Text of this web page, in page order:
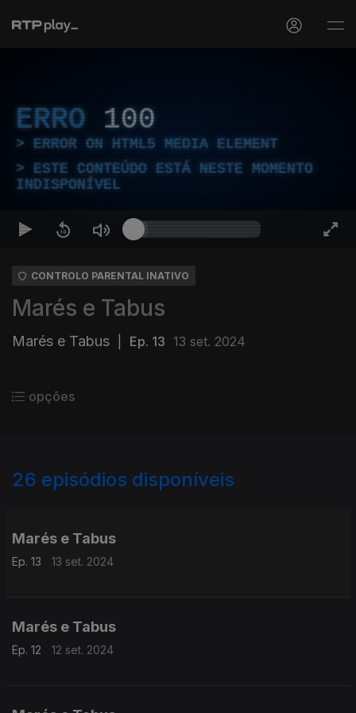
ERRO 100
ERROR ON HTML5 MEDIA ELEMENT
ESTE CONTEÚDO ESTÁ NESTE MOMENTO
INDISPONÍVEL
CONTROLO PARENTAL INATIVO
Marés e Tabus
Marés e Tabus Ep. 13 13 set. 2024
opções
26 episódios disponíveis
Marés e Tabus
Ep. 13 13 set. 2024
Marés e Tabus
Ep. 12 12 set. 2024